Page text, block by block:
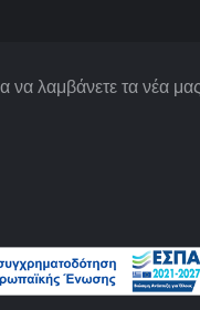
να λαμβάνετε τα νέα μας